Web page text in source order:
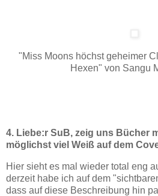
"Miss Moons höchst geheimer
Hexen" von Sangu
4. Liebe:r SuB, zeig uns Bücher
möglichst viel Weiß auf dem
Hier sieht es mal wieder total eng
derzeit habe ich auf dem
dass auf diese Beschreibung hin